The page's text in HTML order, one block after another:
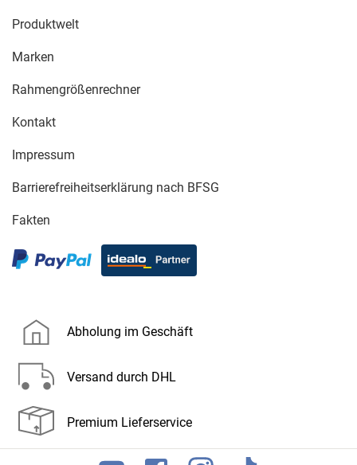
Produktwelt
Marken
Rahmengrößenrechner
Kontakt
Impressum
Barrierefreiheitserklärung nach BFSG
Fakten
Abholung im Geschäft
Versand durch DHL
Premium Lieferservice